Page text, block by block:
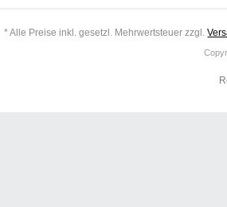
* Alle Preise inkl. gesetzl. Mehrwertsteuer zzgl.